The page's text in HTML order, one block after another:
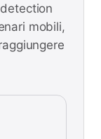
mobili,